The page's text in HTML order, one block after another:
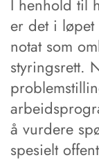
I henhold til
er det i
notat som
styringsrett.
å vurdere
spesielt